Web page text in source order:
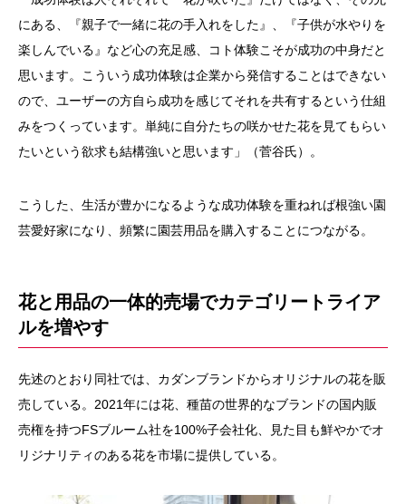
にある、『親子で一緒に花の手入れをした』、『子供が水やりを
楽しんでいる』など心の充足感、コト体験こそが成功の中身だと
思います。こういう成功体験は企業から発信することはできない
ので、ユーザーの方自ら成功を感じてそれを共有するという仕組
みをつくっています。単純に自分たちの咲かせた花を見てもらい
たいという欲求も結構強いと思います」（菅谷氏）。
こうした、生活が豊かになるような成功体験を重ねれば根強い園
芸愛好家になり、頻繁に園芸用品を購入することにつながる。
花と用品の一体的売場でカテゴリートライア
ルを増やす
先述のとおり同社では、カダンブランドからオリジナルの花を販
売している。2021年には花、種苗の世界的なブランドの国内販
売権を持つFSブルーム社を100%子会社化、見た目も鮮やかでオ
リジナリティのある花を市場に提供している。